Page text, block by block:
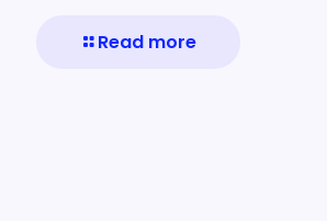
Read more